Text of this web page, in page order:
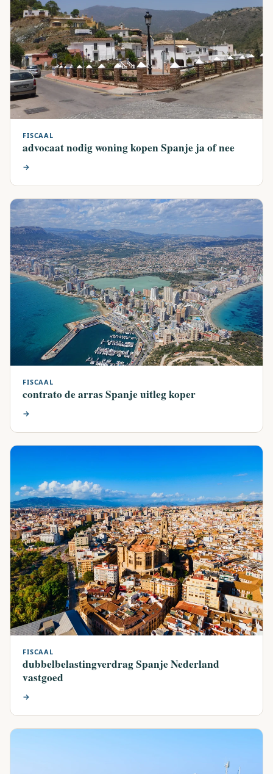
FISCAAL
advocaat nodig woning kopen Spanje ja of nee
→
FISCAAL
contrato de arras Spanje uitleg koper
→
FISCAAL
dubbelbelastingverdrag Spanje Nederland
vastgoed
→